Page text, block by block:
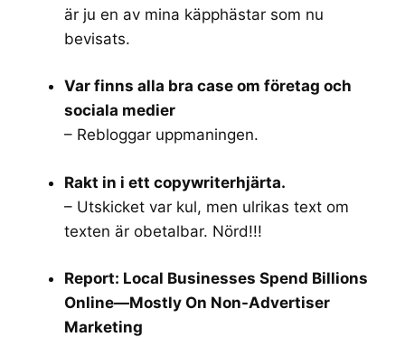
är ju en av mina käpphästar som nu
bevisats.
Var finns alla bra case om företag och
sociala medier
– Rebloggar uppmaningen.
Rakt in i ett copywriterhjärta.
– Utskicket var kul, men ulrikas text om
texten är obetalbar. Nörd!!!
Report: Local Businesses Spend Billions
Online—Mostly On Non-Advertiser
Marketing